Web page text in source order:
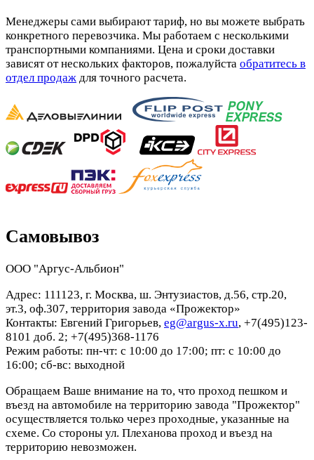
Менеджеры сами выбирают тариф, но вы можете выбрать
конкретного перевозчика. Мы работаем с несколькими
транспортными компаниями. Цена и сроки доставки
зависят от нескольких факторов, пожалуйста обратитесь в
отдел продаж для точного расчета.
Самовывоз
ООО "Аргус-Альбион"
Адрес: 111123, г. Москва, ш. Энтузиастов, д.56, стр.20,
эт.3, оф.307, территория завода «Прожектор»
Контакты: Евгений Григорьев, eg@argus-x.ru, +7(495)123-
8101 доб. 2; +7(495)368-1176
Режим работы: пн-чт: с 10:00 до 17:00; пт: с 10:00 до
16:00; сб-вс: выходной
Обращаем Ваше внимание на то, что проход пешком и
въезд на автомобиле на территорию завода "Прожектор"
осуществляется только через проходные, указанные на
схеме. Со стороны ул. Плеханова проход и въезд на
территорию невозможен.